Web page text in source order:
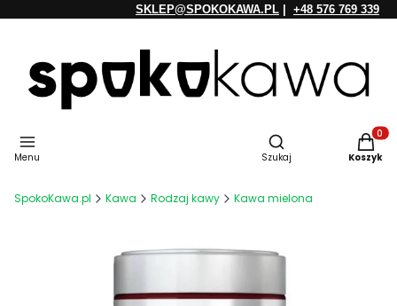
SKLEP@SPOKOKAWA.PL +48 576 769 339
Menu
Otwórz wyszukiwarkę
Szukaj Koszyk
SpokoKawa.pl Kawa Rodzaj kawy Kawa mielona